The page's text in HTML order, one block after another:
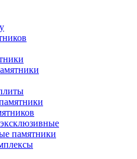
памятники